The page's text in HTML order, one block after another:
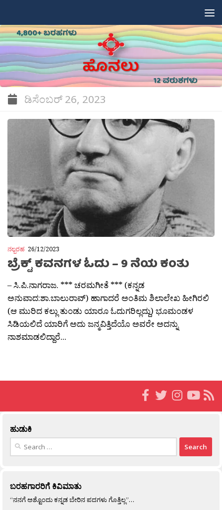
ಡಿಸೆಂಬರ್ 26, 2023
ನಲ್ಬರಹ 26/12/2023
ಬ್ರೆಕ್ಟ್ ಕವನಗಳ ಓದು – 9 ನೆಯ ಕಂತು
– ಸಿ.ಪಿ.ನಾಗರಾಜ. *** ಚರಮಗೀತೆ *** (ಕನ್ನಡ
ಅನುವಾದ:ಶಾ.ಬಾಲುರಾವ್) ಹಾಗಾದರೆ ಅಂತಿಮ ಶಿಲಾಲೇಖ ಹೀಗಿರಲಿ
(ಆ ಮುರಿದ ಕಲ್ಲು ತುಂಡು ಯಾರೂ ಓದುಗರಿಲ್ಲದ್ದು) ಭೂಮಂಡಳ
ಸಿಡಿಯಲಿದೆ ಯಾರಿಗೆ ಅದು ಜನ್ಮವಿತ್ತಿದೆಯೊ ಅವರೇ ಅದನ್ನು
ನಾಶಮಾಡಲಿದ್ದಾರೆ...
ಹುಡುಕಿ
Search
ಬರಹಗಾರರಿಗೆ ಕಿವಿಮಾತು
“ನನಗೆ ಅಶ್ಟೊಂದು ಕನ್ನಡ ಬೇರಿನ ಪದಗಳು ಗೊತ್ತಿಲ್ಲ”…